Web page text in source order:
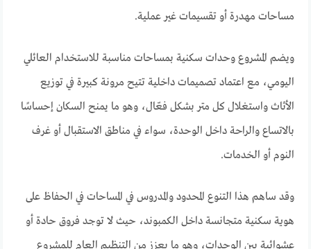
مساحات مهدرة أو تقسيمات غير عملية.
ويضم المشروع وحدات سكنية بمساحات مناسبة للاستخدام العائلي
اليومي، مع اعتماد تصميمات داخلية تتيح مرونة كبيرة في توزيع
الأثاث واستغلال كل متر بشكل فعّال، وهو ما يمنح السكان إحساسًا
بالاتساع والراحة داخل الوحدة، سواء في مناطق الاستقبال أو غرف
النوم أو الخدمات.
وقد ساهم هذا التنوع المحدود والمدروس في المساحات في الحفاظ على
هوية سكنية متجانسة داخل الكمبوند، حيث لا توجد فروق حادة أو
عشوائية بين الوحدات، وهو ما يعزز من التنظيم العام للمشروع